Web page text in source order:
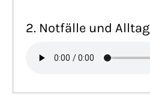
2. Notfälle und Alltag